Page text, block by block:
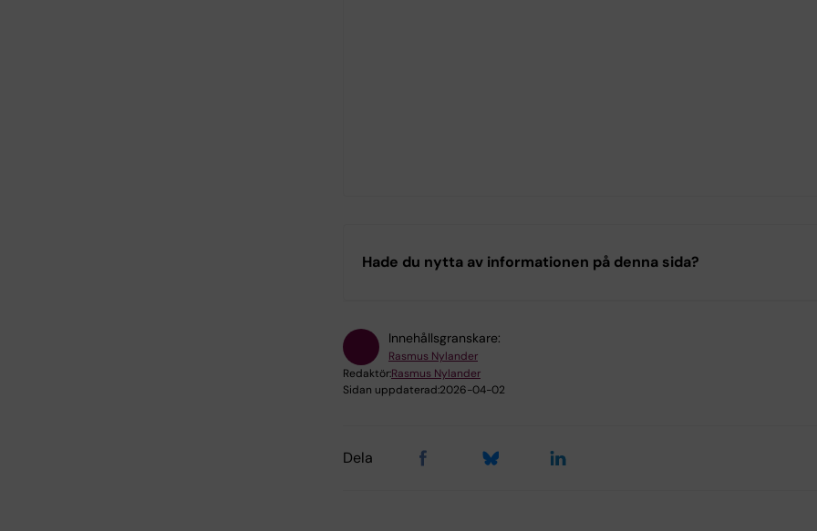
Hade du nytta av informationen på denna sida?
Innehållsgranskare:
Rasmus Nylander
Redaktör:Rasmus Nylander
Sidan uppdaterad:2026-04-02
Dela